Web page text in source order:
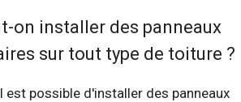
on installer des panneaux
sur tout type de toiture ?
est possible d'installer des panneaux